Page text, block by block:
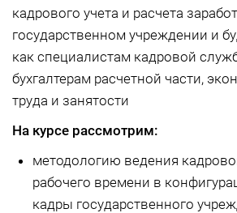
кадрового учета и расчета
государственном учреждении и
как специалистам кадровой
бухгалтерам расчетной части,
труда и занятости
На курсе рассмотрим:
методологию ведения
рабочего времени в
кадры государственного